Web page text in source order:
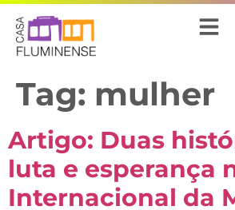
Tag: mulher
Artigo: Duas
luta e esperança
Internacional da